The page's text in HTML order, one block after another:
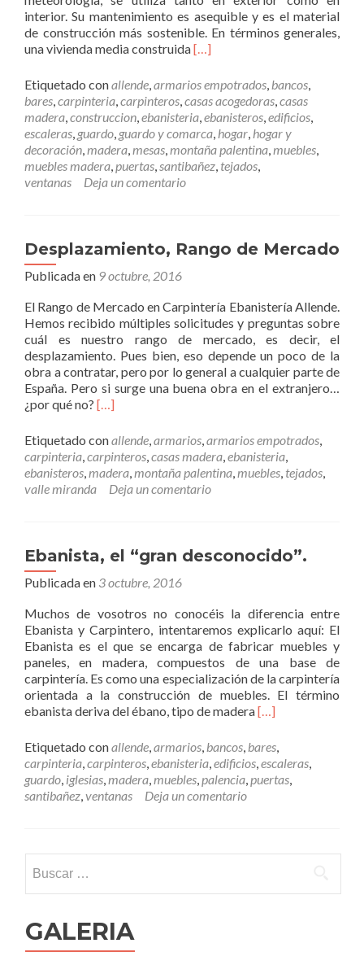
e
s
t
o
s
v
a
l
o
r
interior. Su mantenimiento es asequible y es el material
de construcción más sostenible. En términos generales,
una vivienda media construidaL
e
r
m
á
s
M
a
c
o
m
t
e
r
l
p
r
i
p
[…]
Etiquetado conallende,armarios empotrados, bancos,
bares,carpinteria,carpinteros,casas acogedoras,casas
madera,construccion,ebanisteria,ebanisteros,edificios,
escaleras, guardo, guardo y comarca, hogar, hogar y
decoración,madera,mesas,montaña palentina,muebles,
muebles madera,puertas,santibañez, tejados,
ventanas
Deja un comentario
Desplazamiento, Rango de Mercado
Publicada en 9 octubre, 2016
El Rango de Mercado en Carpintería Ebanistería Allende.
Hemos recibido múltiples solicitudes y preguntas sobre
cuál es nuestro rango de mercado, es decir, el
desplazamiento. Pues bien, eso depende un poco de la
obra a contratar, pero por lo general a cualquier parte de
España. Pero si surge una buena obra en el extranjero…
¿por qué no? L
e
r
m
á
s
p
z
a
m
e
n
t
,
R
a
n
e
e
c
a
d
[…]
Etiquetado conallende,armarios,armarios empotrados,
carpinteria,carpinteros,casas madera,ebanisteria,
ebanisteros,madera,montaña palentina,muebles, tejados,
valle miranda
Deja un comentario
Ebanista, el “gran desconocido”.
Publicada en 3 octubre, 2016
Muchos de vosotros no conocéis la diferencia entre
Ebanista y Carpintero, intentaremos explicarlo aquí: El
Ebanista es el que se encarga de fabricar muebles y
paneles, en madera, compuestos de una base de
carpintería. Es como una especialización de la carpintería
orientada a la construcción de muebles. El término
ebanista deriva del ébano, tipo de maderaL
e
m
a
[…]
Etiquetado conallende,armarios, bancos, bares,
carpinteria,carpinteros,ebanisteria,edificios,escaleras,
guardo, iglesias,madera,muebles,palencia,puertas,
santibañez,ventanas Deja un comentario
GALERIA